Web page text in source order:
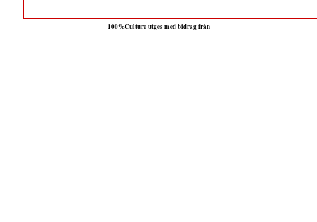
100%Culture utges med bidrag från